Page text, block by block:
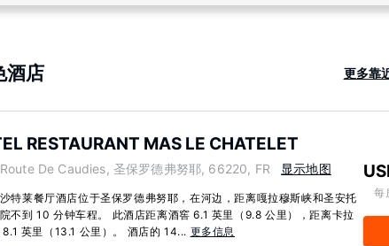
酒店 更多靠
RESTAURANT MAS LE CHATELET
De Caudies, 圣保罗德弗努耶, 66220, FR 显示地图
特莱餐厅酒店位于圣保罗德弗努耶，在河边，距离嘎拉穆斯峡和圣安托
不到 10 分钟车程。 此酒店距离酒窖 6.1 英里（9.8 公里），距离卡拉
8.1 英里（13.1 公里）。 酒店的 14... 更多信息
每